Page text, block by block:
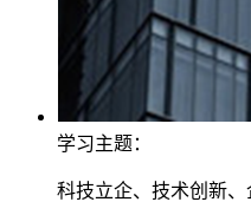
学习主题：
科技立企、技术创新